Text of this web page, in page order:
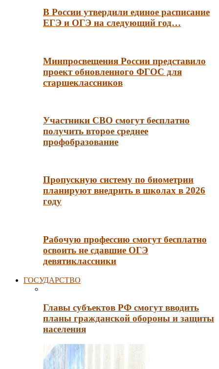
В России утвердили единое расписание
ЕГЭ и ОГЭ на следующий год…
Минпросвещения России представило
проект обновленного ФГОС для
старшеклассников
Участники СВО смогут бесплатно
получить второе среднее
профобразование
Пропускную систему по биометрии
планируют внедрить в школах в 2026
году
Рабочую профессию смогут бесплатно
освоить не сдавшие ОГЭ
девятиклассники
ГОСУДАРСТВО
Главы субъектов РФ смогут вводить
планы гражданской обороны и защиты
населения